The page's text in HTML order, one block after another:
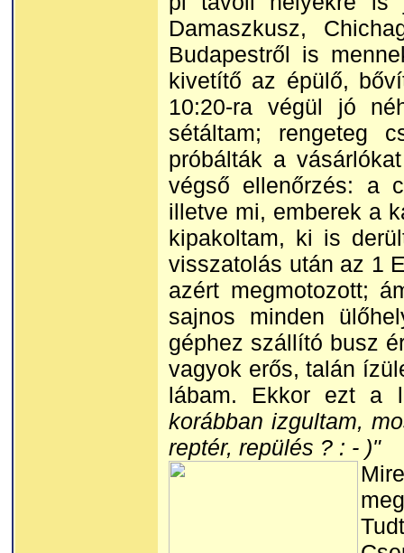
Damaszkusz,
Budapestről is
kivetítő az épülő,
10:20-ra végül jó
sétáltam; rengeteg
próbálták a
végső ellenőrzés: a
illetve mi, emberek a
kipakoltam, ki is
visszatolás után az 1
azért megmotozott;
sajnos minden
géphez szállító busz
vagyok erős, talán
lábam. Ekkor ezt a
korábban izgultam,
reptér, repülés ? : - )"